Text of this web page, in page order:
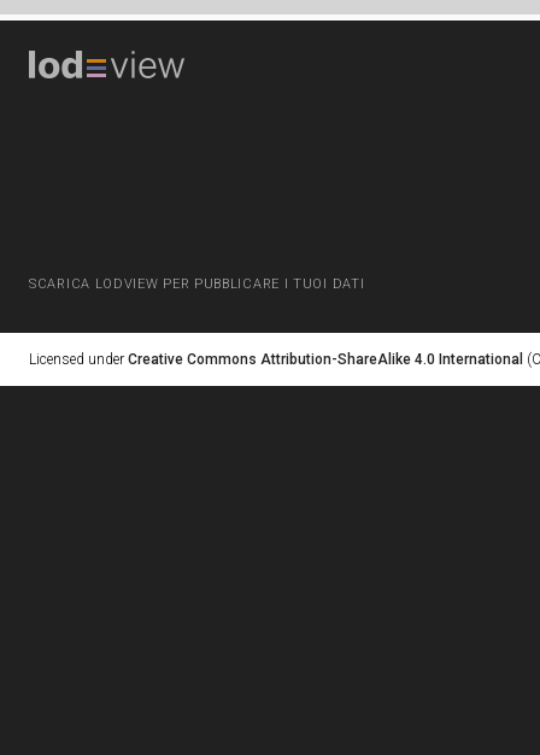
SCARICA LODVIEW PER PUBBLICARE I TUOI DATI
Licensed under Creative Commons Attribution-ShareAlike 4.0 International